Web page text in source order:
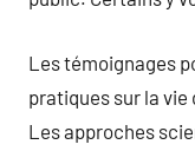
Les témoignages
pratiques sur la vie
Les approches